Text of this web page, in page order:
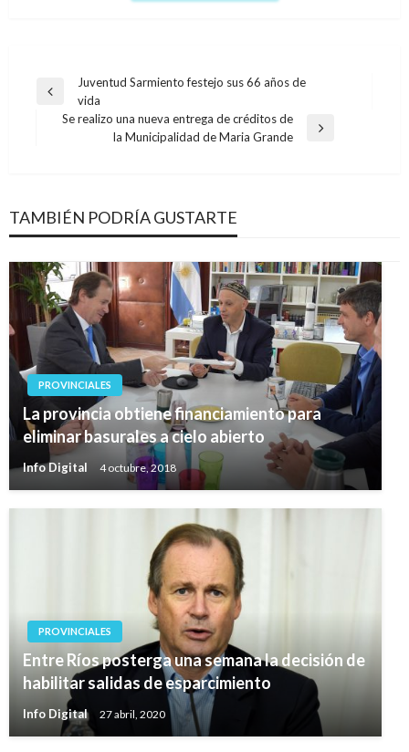
Navegación
Entrada
anterior
Juventud Sarmiento festejo sus 66 años de
vida
Se realizo una nueva entrega de créditos de
la Municipalidad de Maria Grande
TAMBIÉN PODRÍA GUSTARTE
PROVINCIALES
La provincia obtiene financiamiento para
eliminar basurales a cielo abierto
Info Digital 4 octubre, 2018
PROVINCIALES
Entre Ríos posterga una semana la decisión de
habilitar salidas de esparcimiento
Info Digital 27 abril, 2020